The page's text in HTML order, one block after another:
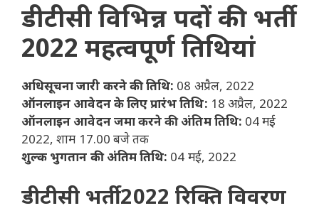
डीटीसी विभिन्न पदों की भर्ती
2022 महत्वपूर्ण तिथियां
अधिसूचना जारी करने की तिथि: 08 अप्रैल, 2022
ऑनलाइन आवेदन के लिए प्रारंभ तिथि: 18 अप्रैल, 2022
ऑनलाइन आवेदन जमा करने की अंतिम तिथि: 04 मई
2022, शाम 17.00 बजे तक
शुल्क भुगतान की अंतिम तिथि: 04 मई, 2022
डीटीसी भर्ती 2022 रिक्ति विवरण